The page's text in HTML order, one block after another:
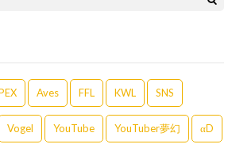
Aves FFL KWL SNS
Vogel YouTube YouTuber夢幻 αD